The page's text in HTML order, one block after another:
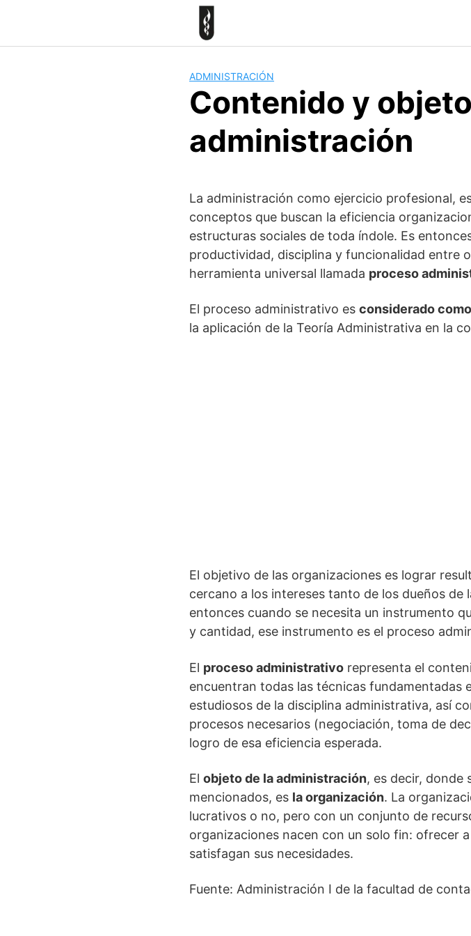
ADMINISTRACIÓN
Contenido y
administración
La administración como ejercicio profesional,
conceptos que buscan la eficiencia
estructuras sociales de toda índole. Es
productividad, disciplina y funcionalidad entre
herramienta universal llamada proceso
El proceso administrativo es considerado
la aplicación de la Teoría Administrativa en la
El objetivo de las organizaciones es lograr
cercano a los intereses tanto de los dueños de
entonces cuando se necesita un instrumento
y cantidad, ese instrumento es el proceso
El proceso administrativo representa el
encuentran todas las técnicas fundamentadas
estudiosos de la disciplina administrativa, así
procesos necesarios (negociación, toma de
logro de esa eficiencia esperada.
El objeto de la administración, es decir, donde
mencionados, es la organización. La
lucrativos o no, pero con un conjunto de
organizaciones nacen con un solo fin: ofrecer
satisfagan sus necesidades.
Fuente: Administración I de la facultad de